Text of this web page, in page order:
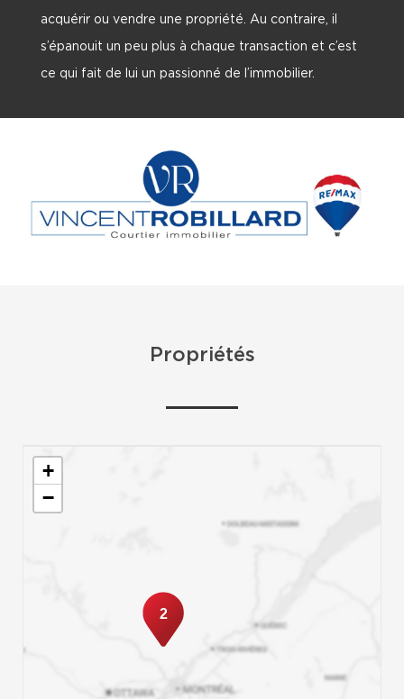
acquérir ou vendre une propriété. Au contraire, il
s’épanouit un peu plus à chaque transaction et c’est
ce qui fait de lui un passionné de l’immobilier.
Propriétés
2
+
−